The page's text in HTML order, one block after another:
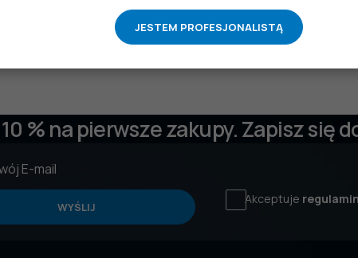
% na pierwsze zakupy. Zapisz się
WYŚLIJ
Akceptuje regulamin
JESTEM PROFESJONALISTĄ